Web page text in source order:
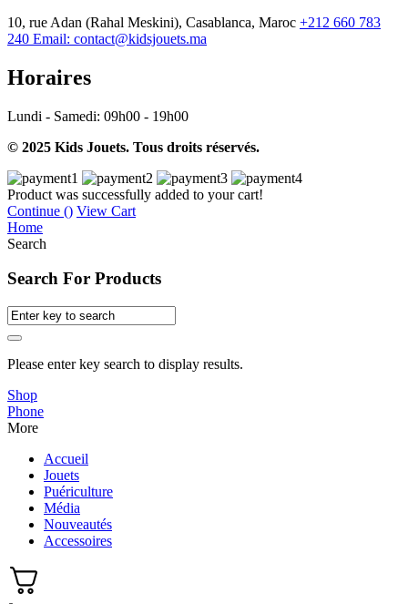
10, rue Adan (Rahal Meskini), Casablanca, Maroc +212 660 783
240 Email: contact@kidsjouets.ma
Horaires
Lundi - Samedi: 09h00 - 19h00
© 2025 Kids Jouets. Tous droits réservés.
Product was successfully added to your cart!
Continue () View Cart
Home
Search
Search For Products
Please enter key search to display results.
Shop
Phone
More
Accueil
Jouets
Puériculture
Média
Nouveautés
Accessoires